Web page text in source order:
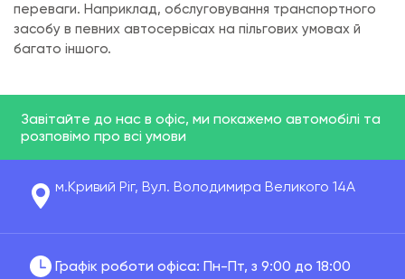
переваги. Наприклад, обслуговування транспортного
засобу в певних автосервісах на пільгових умовах й
багато іншого.
Завітайте до нас в офіс, ми покажемо автомобілі та
розповімо про всі умови
м.Кривий Ріг, Вул. Володимира Великого 14А
Графік роботи офіса: Пн-Пт, з 9:00 до 18:00